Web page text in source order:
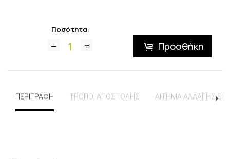
Ποσότητα:
Προσθήκη
ΠΕΡΙΓΡΑΦΗ ΤΡΟΠΟΙ ΑΠΟΣΤΟΛΗΣ ΑΙΤΗΜΑ ΑΛΛΑΓΗΣ